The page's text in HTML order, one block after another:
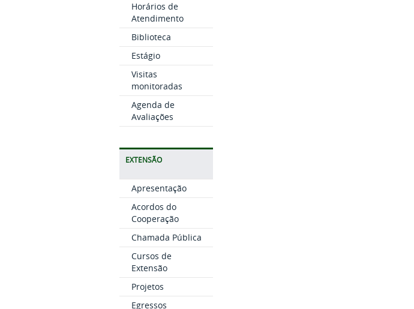
Horários de
Atendimento
Biblioteca
Estágio
Visitas
monitoradas
Agenda de
Avaliações
EXTENSÃO
Apresentação
Acordos do
Cooperação
Chamada Pública
Cursos de
Extensão
Projetos
Egressos